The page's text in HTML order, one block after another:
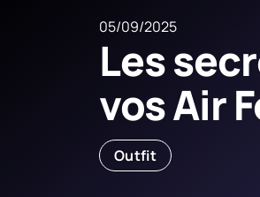
05/09/2025
Les
vos Air
Outfit